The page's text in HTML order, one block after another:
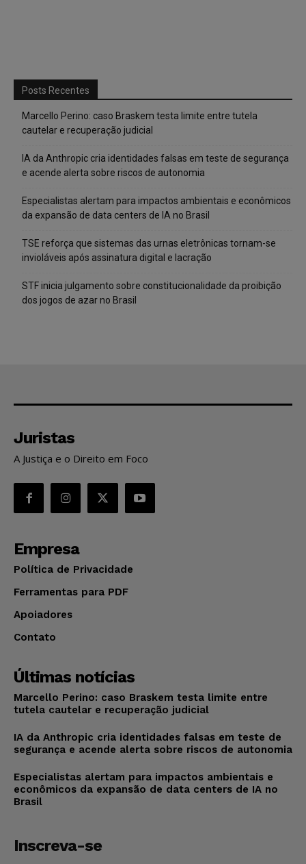
Posts Recentes
Marcello Perino: caso Braskem testa limite entre tutela
cautelar e recuperação judicial
IA da Anthropic cria identidades falsas em teste de segurança
e acende alerta sobre riscos de autonomia
Especialistas alertam para impactos ambientais e econômicos
da expansão de data centers de IA no Brasil
TSE reforça que sistemas das urnas eletrônicas tornam-se
invioláveis após assinatura digital e lacração
STF inicia julgamento sobre constitucionalidade da proibição
dos jogos de azar no Brasil
Juristas
A Justiça e o Direito em Foco
Empresa
Política de Privacidade
Ferramentas para PDF
Apoiadores
Contato
Últimas notícias
Marcello Perino: caso Braskem testa limite entre
tutela cautelar e recuperação judicial
IA da Anthropic cria identidades falsas em teste de
segurança e acende alerta sobre riscos de autonomia
Especialistas alertam para impactos ambientais e
econômicos da expansão de data centers de IA no
Brasil
Inscreva-se